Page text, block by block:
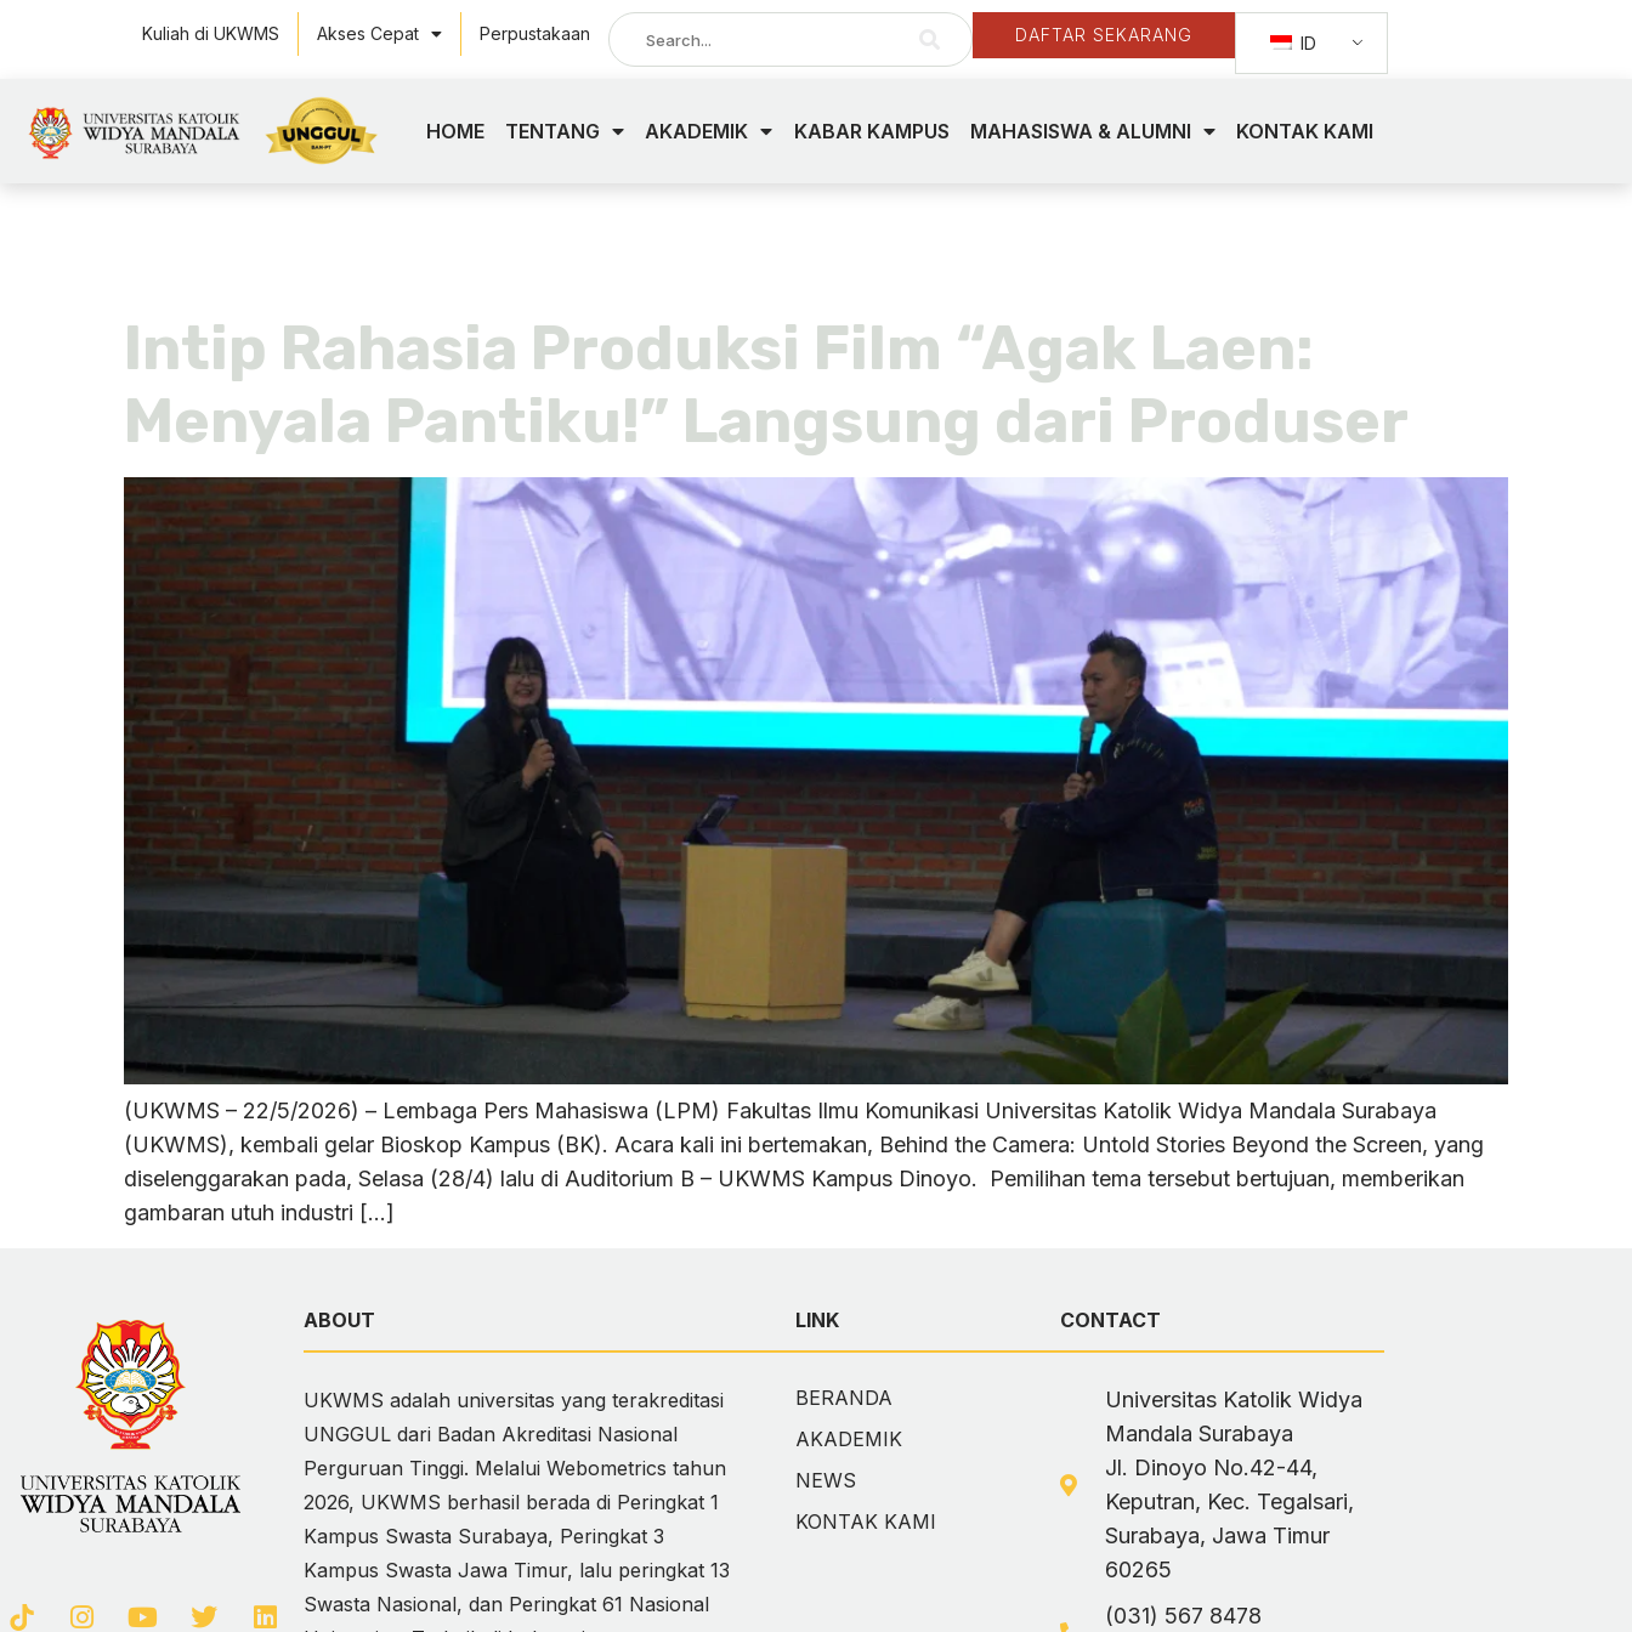
Kuliah di UKWMS Akses Cepat Perpustakaan DAFTAR SEKARANG ID
HOME TENTANG AKADEMIK KABAR KAMPUS MAHASISWA & ALUMNI KONTAK KAMI
Intip Rahasia Produksi Film “Agak Laen:
Menyala Pantiku!” Langsung dari Produser
(UKWMS – 22/5/2026) – Lembaga Pers Mahasiswa (LPM) Fakultas Ilmu Komunikasi Universitas Katolik Widya Mandala Surabaya
(UKWMS), kembali gelar Bioskop Kampus (BK). Acara kali ini bertemakan, Behind the Camera: Untold Stories Beyond the Screen, yang
diselenggarakan pada, Selasa (28/4) lalu di Auditorium B – UKWMS Kampus Dinoyo. Pemilihan tema tersebut bertujuan, memberikan
gambaran utuh industri […]
ABOUT
UKWMS adalah universitas yang terakreditasi
UNGGUL dari Badan Akreditasi Nasional
Perguruan Tinggi. Melalui Webometrics tahun
2026, UKWMS berhasil berada di Peringkat 1
Kampus Swasta Surabaya, Peringkat 3
Kampus Swasta Jawa Timur, lalu peringkat 13
Swasta Nasional, dan Peringkat 61 Nasional
LINK
BERANDA
AKADEMIK
NEWS
KONTAK KAMI
CONTACT
Universitas Katolik Widya
Mandala Surabaya
Jl. Dinoyo No.42-44,
Keputran, Kec. Tegalsari,
Surabaya, Jawa Timur
60265
(031) 567 8478